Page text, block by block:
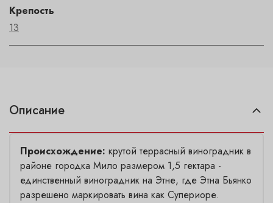
Крепость
13
Описание
Происхождение: крутой террасный виноградник в
районе городка Мило размером 1,5 гектара -
единственный виноградник на Этне, где Этна Бьянко
разрешено маркировать вина как Супериоре.